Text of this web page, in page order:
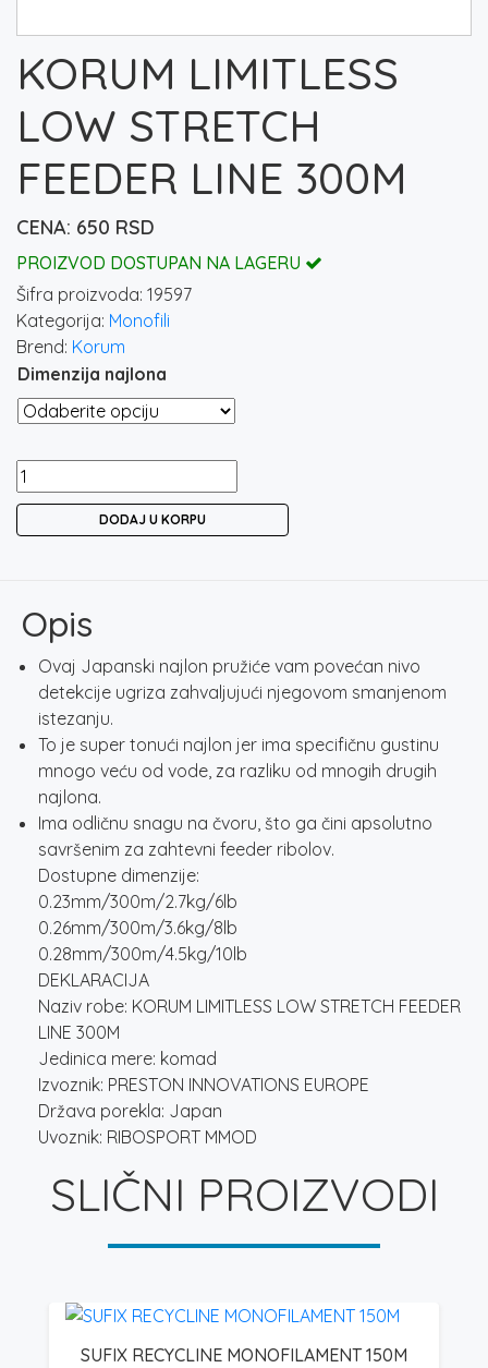
KORUM LIMITLESS
LOW STRETCH
FEEDER LINE 300M
650 RSD
PROIZVOD DOSTUPAN NA LAGERU
Šifra proizvoda: 19597
Kategorija: Monofili
Brend: Korum
Dimenzija najlona
KORUM
LIMITLESS
300M
količina
DODAJ U KORPU
Opis
Ovaj Japanski najlon pružiće vam povećan nivo
detekcije ugriza zahvaljujući njegovom smanjenom
istezanju.
To je super tonući najlon jer ima specifičnu gustinu
mnogo veću od vode, za razliku od mnogih drugih
najlona.
Ima odličnu snagu na čvoru, što ga čini apsolutno
savršenim za zahtevni feeder ribolov.
Dostupne dimenzije:
0.23mm/300m/2.7kg/6lb
0.26mm/300m/3.6kg/8lb
0.28mm/300m/4.5kg/10lb
DEKLARACIJA
Naziv robe: KORUM LIMITLESS LOW STRETCH FEEDER
LINE 300M
Jedinica mere: komad
Izvoznik: PRESTON INNOVATIONS EUROPE
Država porekla: Japan
Uvoznik: RIBOSPORT MMOD
SLIČNI PROIZVODI
SUFIX RECYCLINE MONOFILAMENT 150M